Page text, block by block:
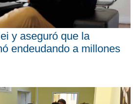
y aseguró que la
endeudando a millones